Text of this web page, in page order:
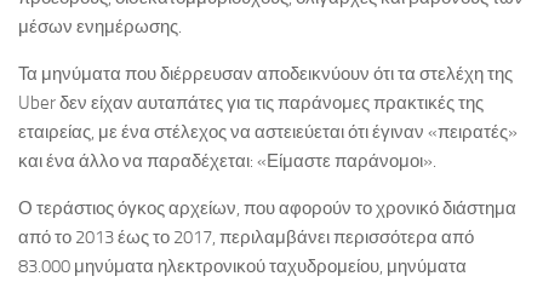
μέσων ενημέρωσης.
Τα μηνύματα που διέρρευσαν αποδεικνύουν ότι τα στελέχη της
Uber δεν είχαν αυταπάτες για τις παράνομες πρακτικές της
εταιρείας, με ένα στέλεχος να αστειεύεται ότι έγιναν «πειρατές»
και ένα άλλο να παραδέχεται: «Είμαστε παράνομοι».
Ο τεράστιος όγκος αρχείων, που αφορούν το χρονικό διάστημα
από το 2013 έως το 2017, περιλαμβάνει περισσότερα από
83.000 μηνύματα ηλεκτρονικού ταχυδρομείου, μηνύματα